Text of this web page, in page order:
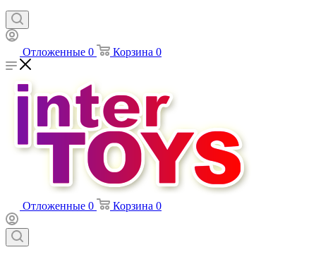
Отложенные 0 Корзина 0
Отложенные 0 Корзина 0